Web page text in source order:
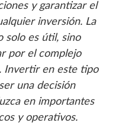
y garantizar el
inversión. La
solo es útil, sino
por el complejo
Invertir en este tipo
una decisión
en importantes
y operativos.